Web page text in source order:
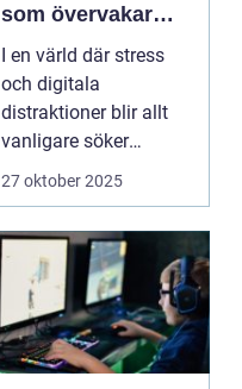
som övervakar
och stärker
välmående
I en värld där stress
och digitala
distraktioner blir allt
vanligare söker
mång...
27 oktober 2025